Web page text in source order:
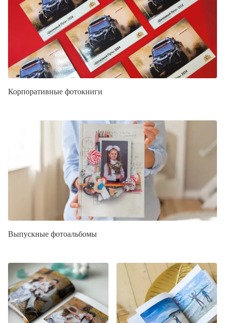
Корпоративные фотокниги
Выпускные фотоальбомы